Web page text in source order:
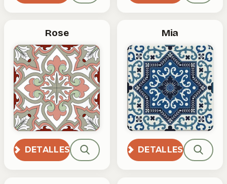
Rose
DETALLES
Mia
DETALLES